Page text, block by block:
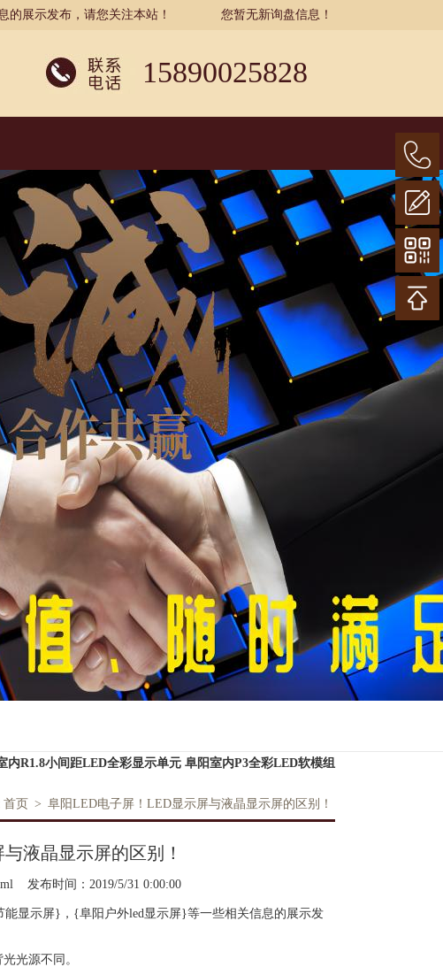
展示发布，请您关注本站！ 您暂无新询盘信息！
15890025828
内R1.8小间距LED全彩显示单元 阜阳室内P3全彩LED软模组
首页 > 阜阳LED电子屏！LED显示屏与液晶显示屏的区别！
液晶显示屏的区别！
发布时间：2019/5/31 0:00:00
能显示屏}，{阜阳户外led显示屏}等一些相关信息的展示发
光源不同。